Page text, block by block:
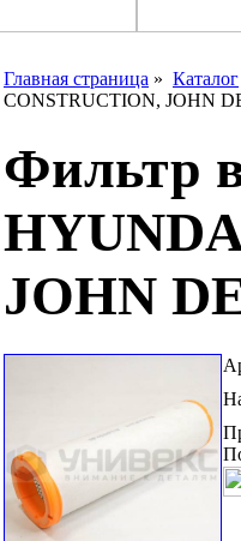
Главная страница » Каталог
CONSTRUCTION, JOHN
Фильтр
JOHN